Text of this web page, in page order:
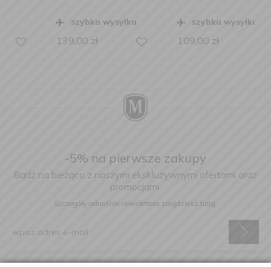
szybka wysyłka
139,00zł
szybka wysyłka
109,00zł
-5% na pierwsze zakupy
Bądź na bieżąco z naszymi ekskluzywnymi ofertami oraz
promocjami.
Szczegóły odnośnie newslettera znajdziesz tutaj.